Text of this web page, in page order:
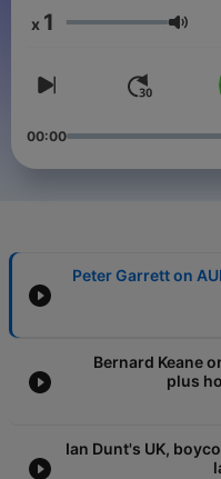
مستوى الصوت 1
00:00
Peter Garrett on
Bernard Keane
plus
Ian Dunt's UK,